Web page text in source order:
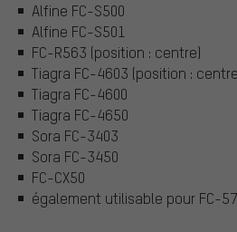
Alfine FC-S500
Alfine FC-S501
FC-R563 (position : centre)
Tiagra FC-4603 (position :
Tiagra FC-4600
Tiagra FC-4650
Sora FC-3403
Sora FC-3450
FC-CX50
également utilisable pour FC-